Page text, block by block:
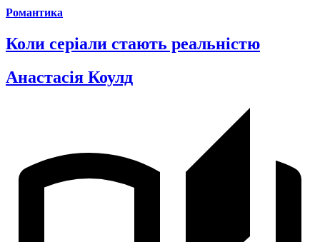
Романтика
Коли серіали стають реальністю
Анастасія Коулд